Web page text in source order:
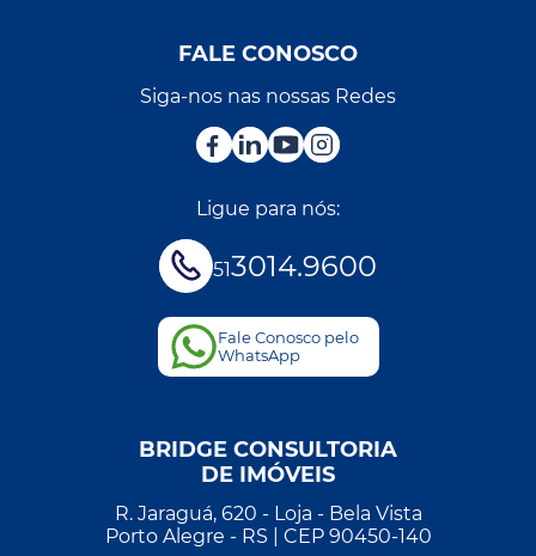
FALE CONOSCO
Siga-nos nas nossas Redes
Ligue para nós:
513014.9600
Fale Conosco pelo
WhatsApp
BRIDGE CONSULTORIA
DE IMÓVEIS
R. Jaraguá, 620 - Loja - Bela Vista
Porto Alegre - RS | CEP 90450-140